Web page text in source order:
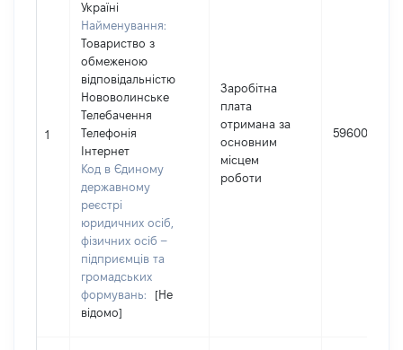
1
Україні
Найменування:
Товариство з
обмеженою
відповідальністю
Нововолинське
Телебачення
Телефонія
Інтернет
Код в Єдиному
державному
реєстрі
юридичних осіб,
фізичних осіб –
підприємців та
громадських
формувань:
[Не
відомо]
Заробітна
плата
отримана за
основним
місцем
роботи
59600